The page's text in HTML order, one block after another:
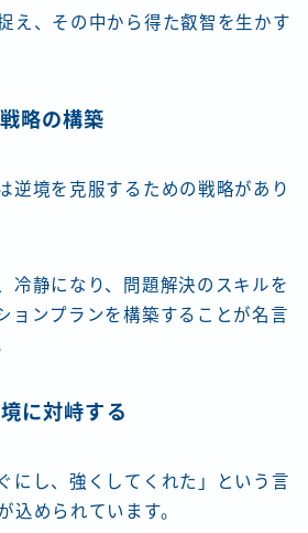
え、その中から得た叡智を生かす
略の構築
逆境を克服するための戦略があり
冷静になり、問題解決のスキルを
ョンプランを構築することが名言
に対峙する
にし、強くしてくれた」という言
込められています。